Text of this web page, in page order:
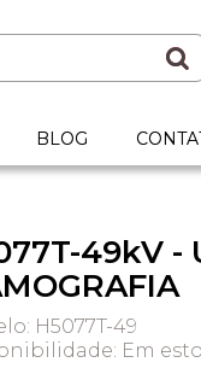
BLOG
49kV -
H5077T-49
Em